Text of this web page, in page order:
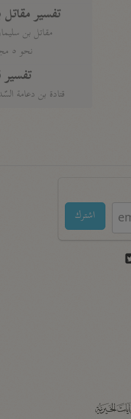
تفسير
مقاتل بن سليمان
نحو ٥ مجلدات
تفسير
قتادة بن دعامة
اشترك